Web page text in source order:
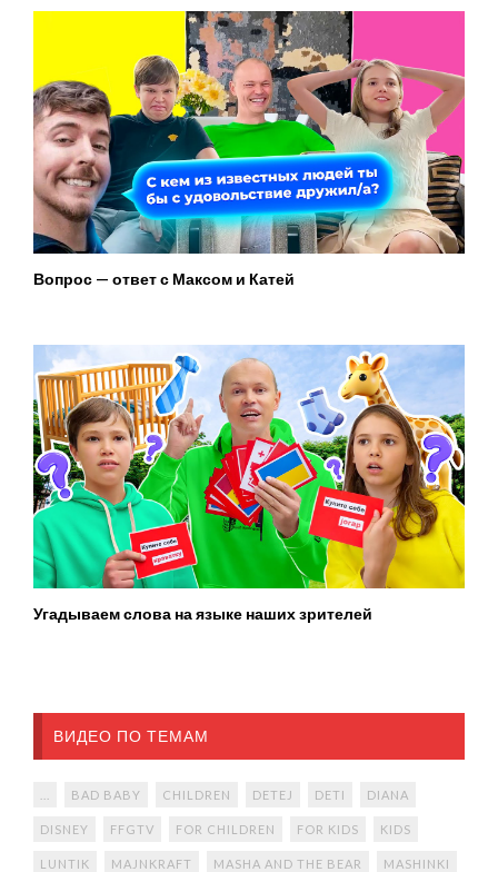
Вопрос — ответ с Максом и Катей
Угадываем слова на языке наших зрителей
ВИДЕО ПО ТЕМАМ
BAD BABY CHILDREN DETEJ DETI DIANA
DISNEY FFGTV FOR CHILDREN FOR KIDS KIDS
LUNTIK MAJNKRAFT MASHA AND THE BEAR MASHINKI